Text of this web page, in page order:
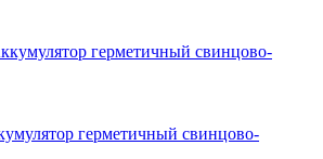
герметичный свинцово-
герметичный свинцово-